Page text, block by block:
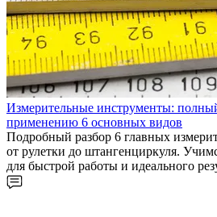
Измерительные инструменты:
применению 6 основных видов
Подробный разбор 6 главных
от рулетки до штангенциркуля.
для быстрой работы и идеального